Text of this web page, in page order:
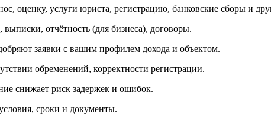
оценку, услуги юриста, регистрацию, банковские сборы и
отчётность (для бизнеса), договоры.
заявки с вашим профилем дохода и объектом.
обременений, корректности регистрации.
снижает риск задержек и ошибок.
сроки и документы.